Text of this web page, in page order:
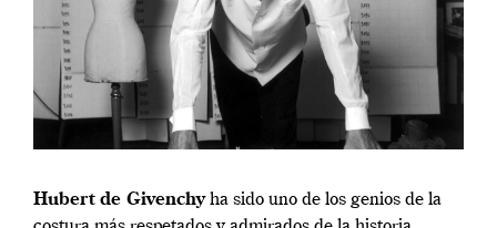
Hubert de Givenchyha sido uno de los genios de la